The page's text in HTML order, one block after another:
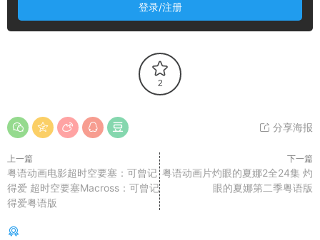
登录/注册
2
分享海报
上一篇
粤语动画电影超时空要塞：可曾记
得爱 超时空要塞Macross：可曾记
得爱粤语版
下一篇
粤语动画片灼眼的夏娜2全24集 灼
眼的夏娜第二季粤语版